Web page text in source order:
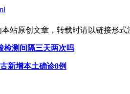
站原创文章，转载时请以链接形式
检测间隔三天两次吗
新增本土确诊8例